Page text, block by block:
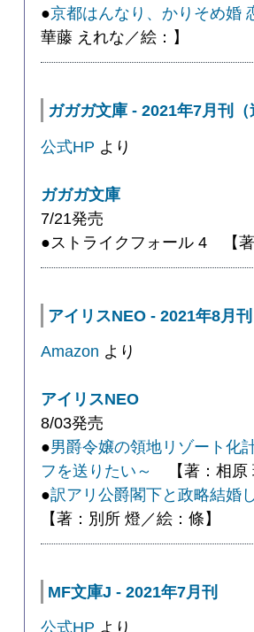
●京都はんなり、かりそめ婚
華藤 えれな／絵：】
ガガガ文庫 - 2021年7月刊（
公式HP より
ガガガ文庫
7/21発売
●ストライクフォール 4 【
アイリスNEO - 2021年8月刊
Amazon より
アイリスNEO
8/03発売
●男爵令嬢の領地リゾート
フを送りたい～
【著：相原
●訳アリ公爵閣下と政略結婚
【著：別所 燈／絵：條】
MF文庫J - 2021年7月刊
公式HP より